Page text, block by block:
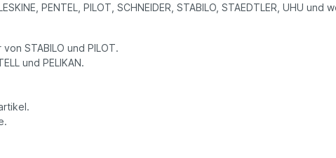
PENTEL, PILOT, SCHNEIDER, STABILO, STAEDTLER, UHU
STABILO und PILOT.
und PELIKAN.